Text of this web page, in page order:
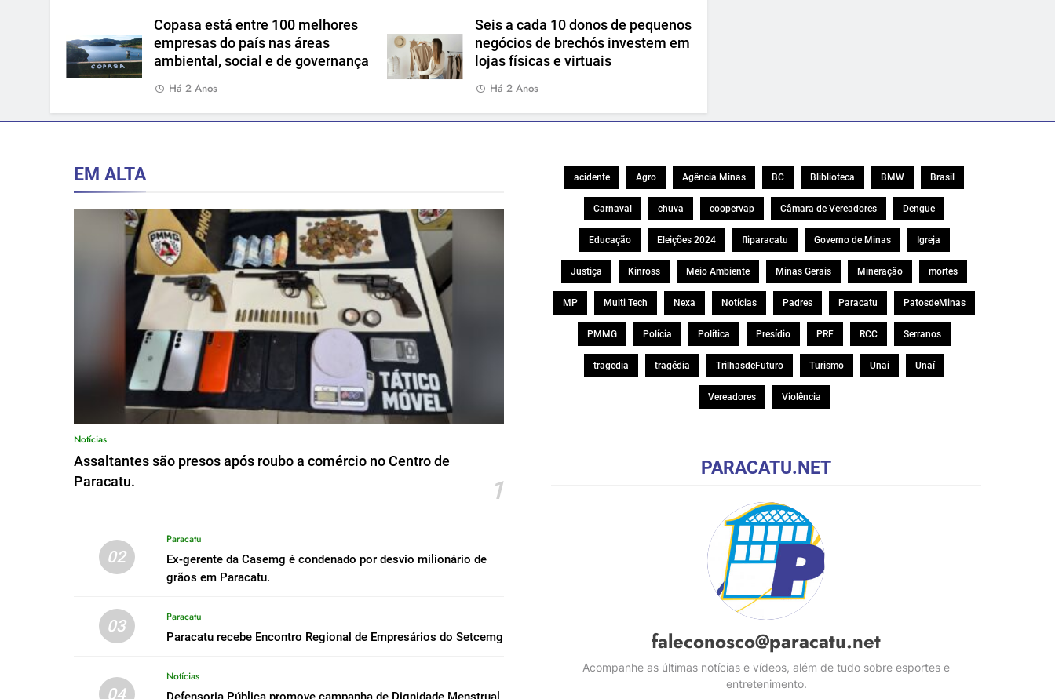
Copasa está entre 100 melhores
empresas do país nas áreas
ambiental, social e de governança
Há 2 Anos
Seis a cada 10 donos de pequenos
negócios de brechós investem em
lojas físicas e virtuais
Há 2 Anos
EM ALTA
Notícias
Assaltantes são presos após roubo a comércio no Centro de
Paracatu.
1
02
Paracatu
Ex-gerente da Casemg é condenado por desvio milionário de
grãos em Paracatu.
03
Paracatu
Paracatu recebe Encontro Regional de Empresários do Setcemg
04
Notícias
acidente Agro Agência Minas BC Bliblioteca BMW Brasil
Carnaval chuva coopervap Câmara de Vereadores Dengue
Educação Eleições 2024 fliparacatu Governo de Minas Igreja
Justiça Kinross Meio Ambiente Minas Gerais Mineração mortes
MP Multi Tech Nexa Notícias Padres Paracatu PatosdeMinas
PMMG Polícia Política Presídio PRF RCC Serranos
tragedia tragédia TrilhasdeFuturo Turismo Unai Unaí
Vereadores Violência
PARACATU.NET
faleconosco@paracatu.net
Acompanhe as últimas notícias e vídeos, além de tudo sobre esportes e
entretenimento.